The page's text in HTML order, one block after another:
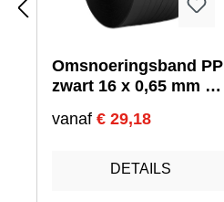
Omsnoeringsband PP
zwart 16 x 0,65 mm x
vanaf € 29,18
DETAILS